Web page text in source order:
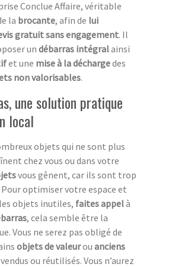
Conclue Affaire, véritable
la brocante, afin de lui
gratuit sans engagement. Il
un débarras intégralainsi
et une mise à la déchargedes
non valorisables.
une solution pratique
local
objets qui ne sont plus
chez vous ou dans votre
vous gênent, car ils sont trop
Pour optimiser votre espace et
objets inutiles, faites appelà
, cela semble être la
Vous ne serez pas obligé de
objets de valeurou anciens
ou réutilisés. Vous n’aurez